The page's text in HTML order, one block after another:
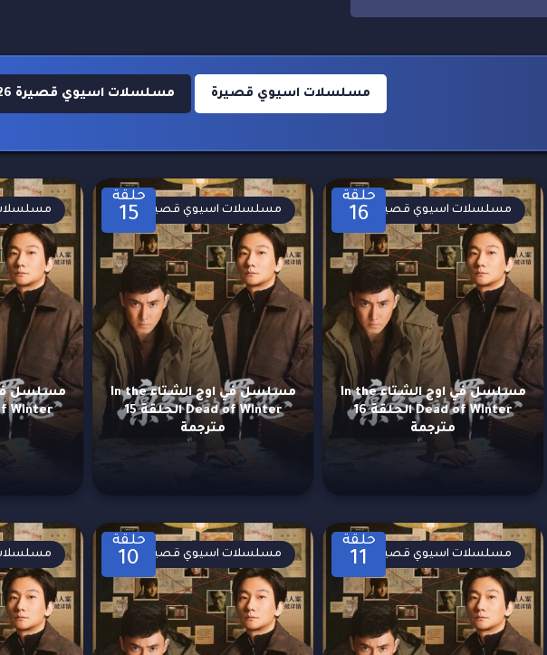
مسلسلات اسيوي قصيرة مسلسلات اسيوي قصيرة 2026
حلقة
16
مسلسل في اوج الشتاء In the
Dead of Winter الحلقة 16
مترجمة
مسلسلات اسيوي قصيرة
حلقة
15
مسلسل في اوج الشتاء In the
Dead of Winter الحلقة 15
مترجمة
مسلسلات اسيوي قصيرة
حلقة
11 مسلسلات اسيوي قصيرة
حلقة
10 مسلسلات اسيوي قصيرة